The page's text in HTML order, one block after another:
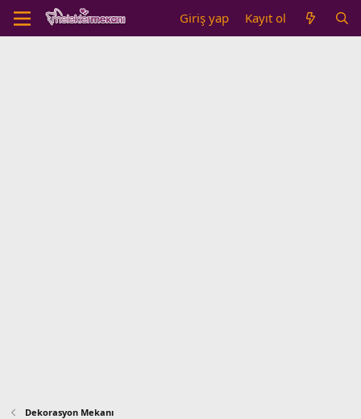
Giriş yap Kayıt ol
Dekorasyon Mekanı